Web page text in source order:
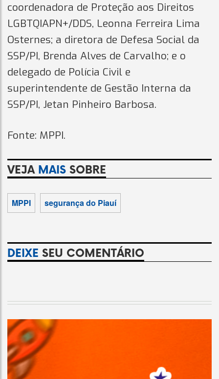
coordenadora de Proteção aos Direitos
LGBTQIAPN+/DDS, Leonna Ferreira Lima
Osternes; a diretora de Defesa Social da
SSP/PI, Brenda Alves de Carvalho; e o
delegado de Polícia Civil e
superintendente de Gestão Interna da
SSP/PI, Jetan Pinheiro Barbosa.
Fonte: MPPI.
VEJA MAIS SOBRE
MPPI segurança do Piauí
DEIXE SEU COMENTÁRIO